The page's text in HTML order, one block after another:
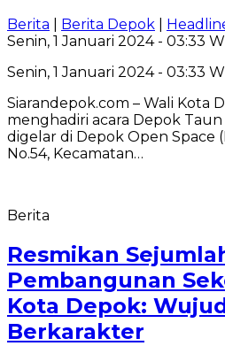
Berita Berita Depok
Senin, 1 Januari 2024 - 03:33
Senin, 1 Januari 2024 - 03:33
Siarandepok.com – Wali Kota
menghadiri acara Depok
digelar di Depok Open Space
No.54, Kecamatan…
Berita
Resmikan
Pembangunan
Kota Depok:
Berkarakter